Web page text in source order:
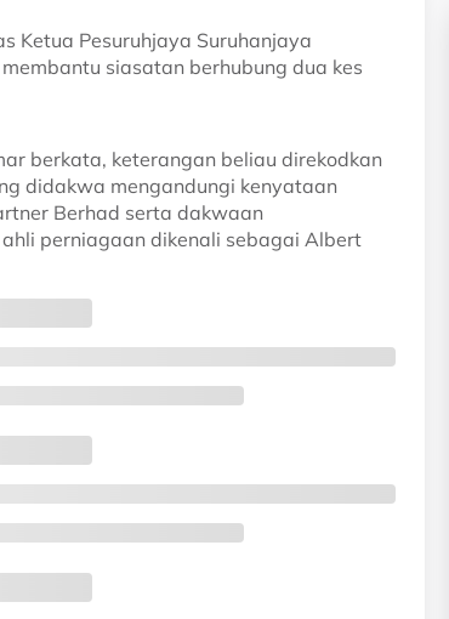
Ketua Pesuruhjaya Suruhanjaya
siasatan berhubung dua kes
berkata, keterangan beliau direkodkan
didakwa mengandungi kenyataan
Berhad serta dakwaan
perniagaan dikenali sebagai Albert